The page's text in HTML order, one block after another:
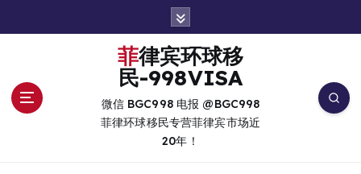
菲律宾环球移
民-998VISA
微信 BGC998 电报 @BGC998
菲律环球移民专营菲律宾市场近
20年！